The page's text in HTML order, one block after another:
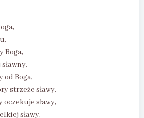
Boga,
od Boga,
strzeże sławy,
oczekuje sławy,
sławy,